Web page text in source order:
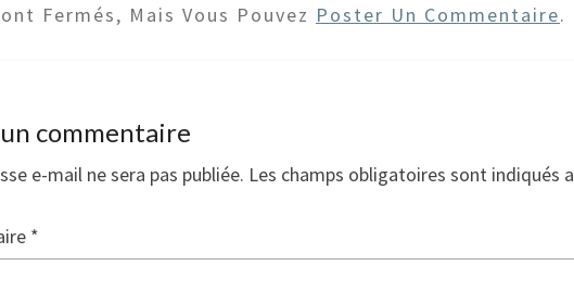
Fermés, Mais Vous Pouvez Poster Un Commentaire.
commentaire
e-mail ne sera pas publiée. Les champs obligatoires sont indiqués
*